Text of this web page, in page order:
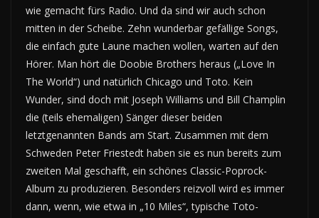
wie gemacht fürs Radio. Und da sind wir auch schon
mitten in der Scheibe. Zehn wunderbar gefällige Songs,
die einfach gute Laune machen wollen, warten auf den
Hörer. Man hört die Doobie Brothers heraus („Love In
The World“) und natürlich Chicago und Toto. Kein
Wunder, sind doch mit Joseph Williams und Bill Champlin
die (teils ehemaligen) Sänger dieser beiden
letztgenannten Bands am Start. Zusammen mit dem
Schweden Peter Friestedt haben sie es nun bereits zum
zweiten Mal geschafft, ein schönes Classic-Poprock-
Album zu produzieren. Besonders reizvoll wird es immer
dann, wenn, wie etwa in „10 Miles“, typische Toto-